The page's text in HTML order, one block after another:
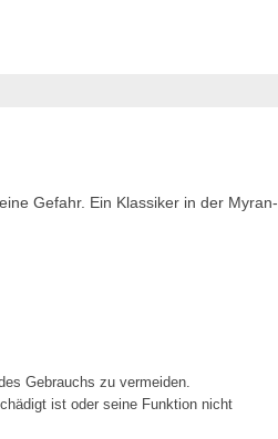
Gefahr. Ein Klassiker in der Myran-
Gebrauchs zu vermeiden.
ist oder seine Funktion nicht